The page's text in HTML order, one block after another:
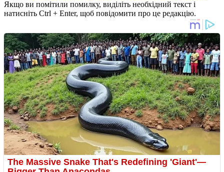
Якщо ви помітили помилку, виділіть необхідний текст і
натисніть Ctrl + Enter, щоб повідомити про це редакцію.